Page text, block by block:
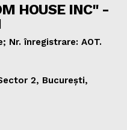
HOUSE INC" -
Nr. înregistrare: AOT.
2, București,